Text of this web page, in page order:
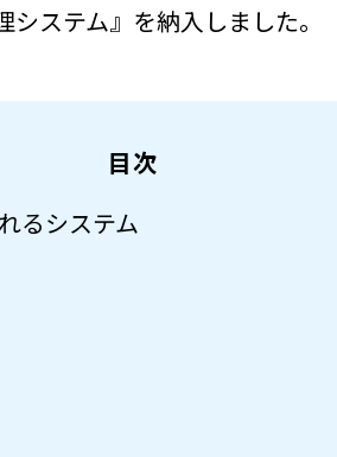
ステム』を納入しました。
目次
るシステム